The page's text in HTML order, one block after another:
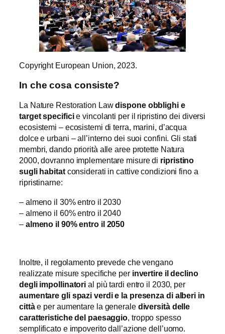
Copyright European Union, 2023.
In che cosa consiste?
La Nature Restoration Lawdispone obblighi e
target specificie vincolanti per il ripristino dei diversi
ecosistemi – ecosistemi di terra, marini, d’acqua
dolce e urbani – all’interno dei suoi confini. Gli stati
membri, dando priorità alle aree protette Natura
2000, dovranno implementare misure di ripristino
sugli habitat considerati in cattive condizioni fino a
ripristinarne:
– almeno il 30% entro il 2030
– almeno il 60% entro il 2040
– almeno il 90% entro il 2050
Inoltre, il regolamento prevede che vengano
realizzate misure specifiche perinvertire il declino
degli impollinatori al più tardi entro il 2030, per
aumentare gli spazi verdi e la presenza di alberi in
cittàe per aumentare la generale diversità delle
caratteristiche del paesaggio, troppo spesso
semplificato e impoverito dall’azione dell’uomo.